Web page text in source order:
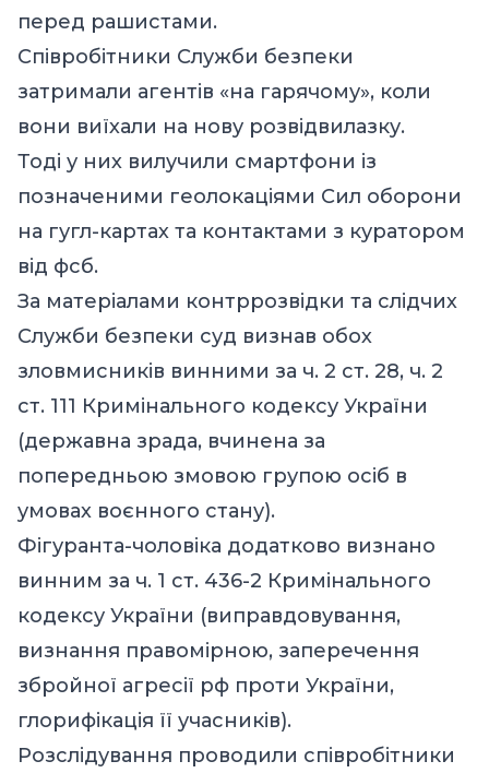
перед рашистами.
Співробітники Служби безпеки
затримали агентів «на гарячому», коли
вони виїхали на нову розвідвилазку.
Тоді у них вилучили смартфони із
позначеними геолокаціями Сил оборони
на гугл-картах та контактами з куратором
від фсб.
За матеріалами контррозвідки та слідчих
Служби безпеки суд визнав обох
зловмисників винними за ч. 2 ст. 28, ч. 2
ст. 111 Кримінального кодексу України
(державна зрада, вчинена за
попередньою змовою групою осіб в
умовах воєнного стану).
Фігуранта-чоловіка додатково визнано
винним за ч. 1 ст. 436-2 Кримінального
кодексу України (виправдовування,
визнання правомірною, заперечення
збройної агресії рф проти України,
глорифікація її учасників).
Розслідування проводили співробітники